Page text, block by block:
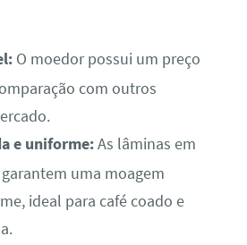
O moedor possui um preço
com outros
e uniforme:As lâminas em
uma moagem
ideal para café coado e